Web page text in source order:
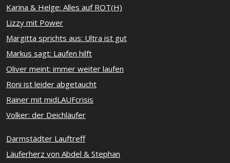
Karina & Helge: Alles auf ROT(H)
Lizzy mit Power
Margitta sprichts aus: Ultra ist gut
Markus sagt: Laufen hilft
Oliver meint: immer weiter laufen
Roni ist leider abgetaucht
Rainer mit midLAUFcrisis
Volker: der Deichläufer
Darmstädter Lauftreff
Läuferherz von Abdel & Stephan